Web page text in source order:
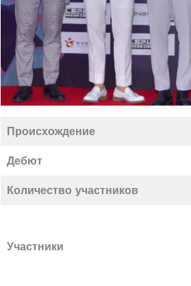
Происхождение
Дебют
Количество участников
Участники